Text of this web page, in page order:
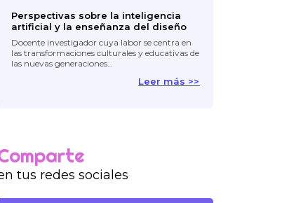
Perspectivas sobre la inteligencia
artificial y la enseñanza del diseño
Docente investigador cuya labor se centra en
las transformaciones culturales y educativas de
las nuevas generaciones…
Leer más >>
tus redes sociales